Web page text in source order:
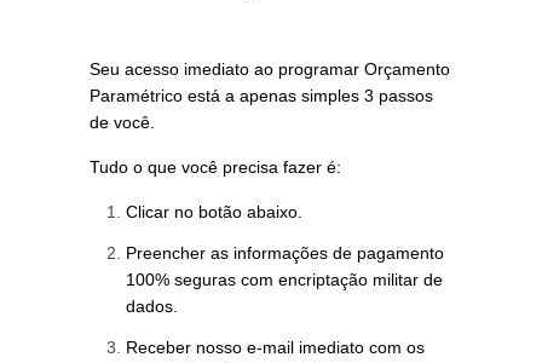
Seu acesso imediato ao programar Orçamento
Paramétrico está a apenas simples 3 passos
de você.
Tudo o que você precisa fazer é:
Clicar no botão abaixo.
Preencher as informações de pagamento
100% seguras com encriptação militar de
dados.
Receber nosso e-mail imediato com os